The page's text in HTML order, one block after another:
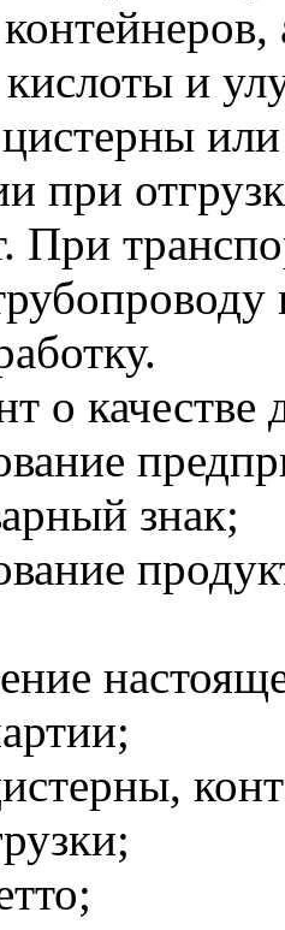
и
при
При
качестве
знак;